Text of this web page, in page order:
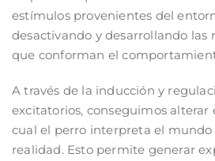
estímulos provenientes del
desactivando y desarrollando las
que conforman el
A través de la inducción y
excitatorios, conseguimos alterar
cual el perro interpreta el mundo
realidad. Esto permite generar